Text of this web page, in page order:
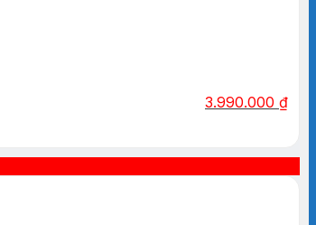
3.990.000 ₫